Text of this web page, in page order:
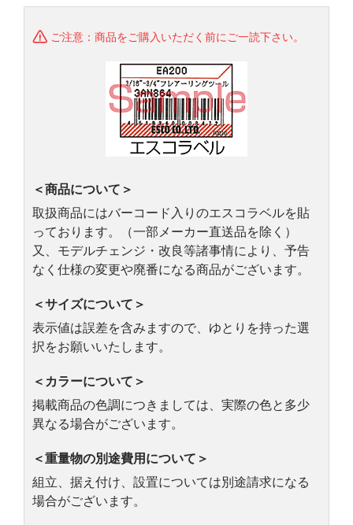
ご注意：商品をご購入いただく前にご一読下さい。
＜商品について＞
取扱商品にはバーコード入りのエスコラベルを貼
っております。（一部メーカー直送品を除く）
又、モデルチェンジ・改良等諸事情により、予告
なく仕様の変更や廃番になる商品がございます。
＜サイズについて＞
表示値は誤差を含みますので、ゆとりを持った選
択をお願いいたします。
＜カラーについて＞
掲載商品の色調につきましては、実際の色と多少
異なる場合がございます。
＜重量物の別途費用について＞
組立、据え付け、設置については別途請求になる
場合がございます。